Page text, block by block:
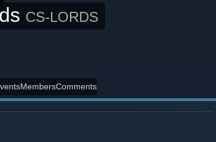
CS-LORDS
MembersComments